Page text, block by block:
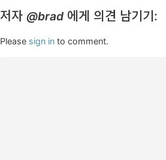
저자 @brad 에게 의견 남기기:
Please sign in to comment.